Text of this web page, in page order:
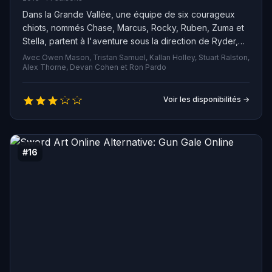
Dans la Grande Vallée, une équipe de six courageux
chiots, nommés Chase, Marcus, Rocky, Ruben, Zuma et
Stella, partent à l'aventure sous la direction de Ryder,
un jeune passionné de technologie de 10 ans.
Ensemble, ils se dévouent à la protection de leur
communauté, plongeant dans des missions
passionnantes. Ryder est convaincu des compétences
exceptionnelles de sa brigade canine, souvent affirmant
: « Aucune mission n'est trop difficile pour nous, car mes
amis sont les meilleurs ! »
Avec Owen Mason, Tristan Samuel, Kallan Holley, Stuart Ralston,
Alex Thorne, Devan Cohen et Ron Pardo
Voir les disponibilités →
#16